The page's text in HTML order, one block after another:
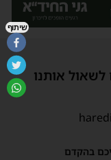
לשאול אותנו
בהקדם
שיתוף